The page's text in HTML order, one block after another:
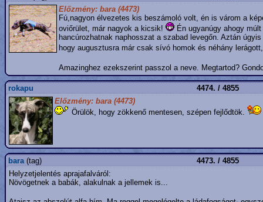
Előzmény: bara (4473)
Fú,nagyon élvezetes kis beszámoló volt, én is várom a
oviőrület, már nagyok a kicsik!
Én ugyanúgy ahogy
hancúrozhatnak naphosszat a szabad levegőn. Aztán
hogy augusztusra már csak sívó homok és néhány
Amazinghez ezekszerint passzol a neve. Megtartod?
rokapu
4474. / 4855
Előzmény: bara (4473)
Örülök, hogy zökkenő mentesen, szépen fejlődtök.
bara(tag)
4473. / 4855
Helyzetjelentés aprajafalváról:
Növögetnek a babák, alakulnak a jellemek is...